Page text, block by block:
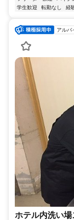
学生歓迎
転勤なし 経
アルバ
ホテル内洗い場